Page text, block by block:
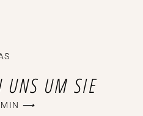
UNS UM SIE
⟶